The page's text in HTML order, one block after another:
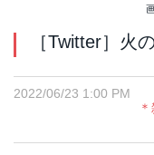
［Twitter］火
2022/06/23 1:00 PM